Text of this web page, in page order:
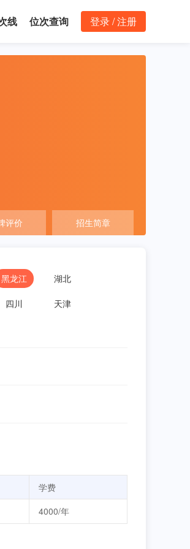
线 位次查询 登录 / 注册
评价 招生简章
黑龙江 湖北
四川 天津
学费
4000/年